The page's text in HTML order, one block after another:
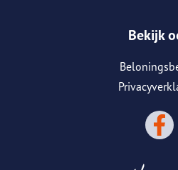
Bekijk